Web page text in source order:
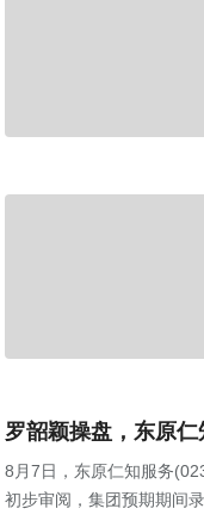
罗韶颖操盘，东原
8月7日，东原仁知服务
初步审阅，集团预期期间